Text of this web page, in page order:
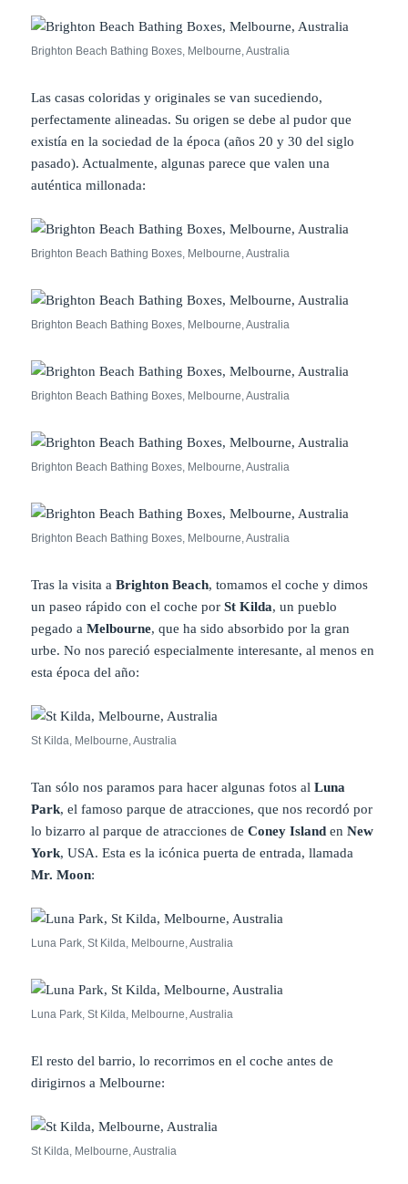
Brighton Beach Bathing Boxes, Melbourne, Australia
Las casas coloridas y originales se van sucediendo,
perfectamente alineadas. Su origen se debe al pudor que
existía en la sociedad de la época (años 20 y 30 del siglo
pasado). Actualmente, algunas parece que valen una
auténtica millonada:
Brighton Beach Bathing Boxes, Melbourne, Australia
Brighton Beach Bathing Boxes, Melbourne, Australia
Brighton Beach Bathing Boxes, Melbourne, Australia
Brighton Beach Bathing Boxes, Melbourne, Australia
Brighton Beach Bathing Boxes, Melbourne, Australia
Tras la visita aBrighton Beach, tomamos el coche y dimos
un paseo rápido con el coche porSt Kilda, un pueblo
pegado aMelbourne, que ha sido absorbido por la gran
urbe. No nos pareció especialmente interesante, al menos en
esta época del año:
St Kilda, Melbourne, Australia
Tan sólo nos paramos para hacer algunas fotos alLuna
Park, el famoso parque de atracciones, que nos recordó por
lo bizarro al parque de atracciones deConey Island en New
York, USA. Esta es la icónica puerta de entrada, llamada
Mr. Moon:
Luna Park, St Kilda, Melbourne, Australia
Luna Park, St Kilda, Melbourne, Australia
El resto del barrio, lo recorrimos en el coche antes de
dirigirnos a Melbourne:
St Kilda, Melbourne, Australia